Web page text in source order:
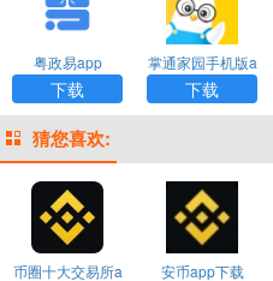
粤政易app
下载
掌通家园手机版a
pp
下载
猜您喜欢:
币圈十大交易所a 安币app下载